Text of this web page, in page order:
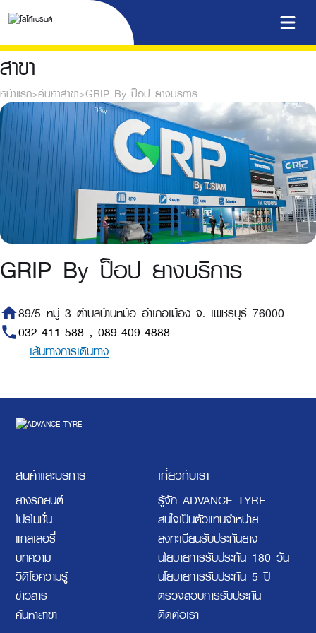
สาขา
หน้าแรก>ค้นหาสาขา>GRIP By ป็อป ยางบริการ
GRIP By ป็อป ยางบริการ
home89/5 หมู่ 3 ตำบลบ้านหม้อ อำเภอเมือง จ. เพชรบุรี 76000
phone032-411-588 , 089-409-4888
เส้นทางการเดินทาง
สินค้าและบริการ
ยางรถยนต์
โปรโมชั่น
แกลเลอรี่
บทความ
วิดีโอความรู้
ข่าวสาร
ค้นหาสาขา
เกี่ยวกับเรา
รู้จัก ADVANCE TYRE
สนใจเป็นตัวแทนจำหน่าย
ลงทะเบียนรับประกันยาง
นโยบายการรับประกัน 180 วัน
นโยบายการรับประกัน 5 ปี
ตรวจสอบการรับประกัน
ติดต่อเรา